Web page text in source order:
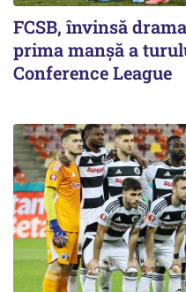
FCSB, învinsă
prima manșă a
Conference League